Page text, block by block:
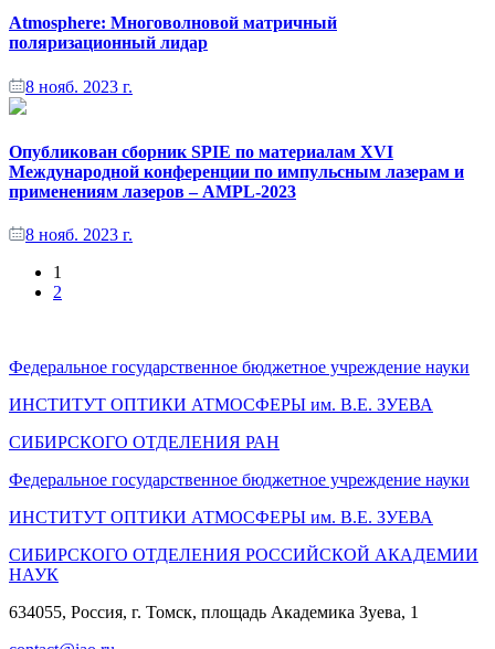
Atmosphere: Многоволновой матричный
поляризационный лидар
8 нояб. 2023 г.
Опубликован сборник SPIE по материалам XVI
Международной конференции по импульсным лазерам и
применениям лазеров – AMPL-2023
8 нояб. 2023 г.
1
2
Федеральное государственное бюджетное учреждение науки
ИНСТИТУТ ОПТИКИ АТМОСФЕРЫ им. В.Е. ЗУЕВА
СИБИРСКОГО ОТДЕЛЕНИЯ РАН
Федеральное государственное бюджетное учреждение науки
ИНСТИТУТ ОПТИКИ АТМОСФЕРЫ им. В.Е. ЗУЕВА
СИБИРСКОГО ОТДЕЛЕНИЯ РОССИЙСКОЙ АКАДЕМИИ
НАУК
634055, Россия, г. Томск, площадь Академика Зуева, 1